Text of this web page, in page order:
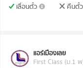
เลื่อนตั๋ว
คืนตั๋ว
แอร์เมืองเลย
First Class (ม.1